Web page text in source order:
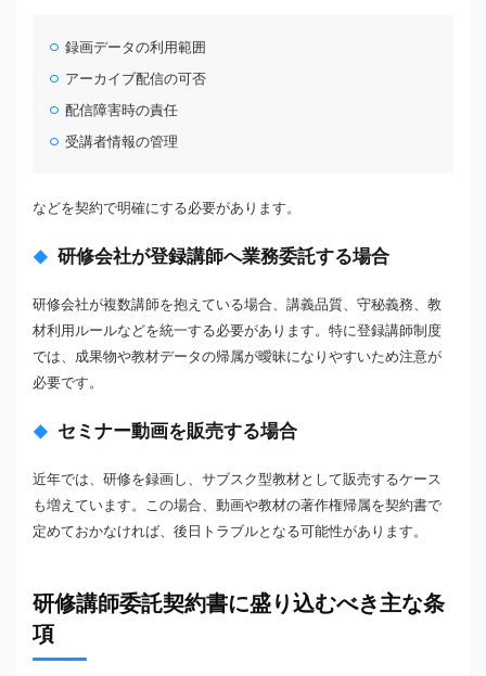
録画データの利用範囲
アーカイブ配信の可否
配信障害時の責任
受講者情報の管理
などを契約で明確にする必要があります。
研修会社が登録講師へ業務委託する場合
研修会社が複数講師を抱えている場合、講義品質、守秘義務、教
材利用ルールなどを統一する必要があります。特に登録講師制度
では、成果物や教材データの帰属が曖昧になりやすいため注意が
必要です。
セミナー動画を販売する場合
近年では、研修を録画し、サブスク型教材として販売するケース
も増えています。この場合、動画や教材の著作権帰属を契約書で
定めておかなければ、後日トラブルとなる可能性があります。
研修講師委託契約書に盛り込むべき主な条
項